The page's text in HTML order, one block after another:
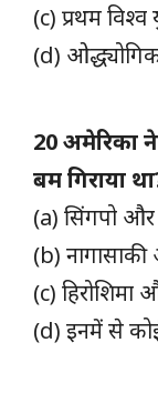
(c) प्रथम विश्व
(d) ओद्ध्योगिक
20 अमेरिका
बम गिराया
(a) सिंगपो और
(b) नागासाकी
(c) हिरोशिमा
(d) इनमें से